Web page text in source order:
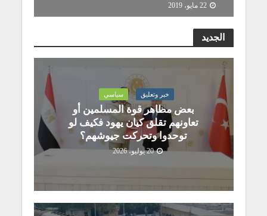
22 مايو، 2019
الجديد
خبر وتعليق سياسي
بعض مظاهر قوة المسلمين أو
تعاونهم تقلق كيان يهود فكيف لو
توحدوا وتحركت جيوشهم؟
20 يوليو، 2026